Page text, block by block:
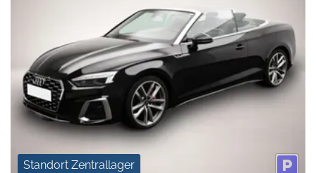
Standort Zentrallager